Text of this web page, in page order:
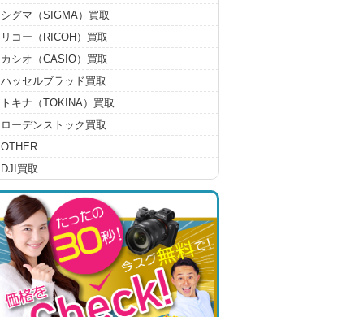
シグマ（SIGMA）買取
リコー（RICOH）買取
カシオ（CASIO）買取
ハッセルブラッド買取
トキナ（TOKINA）買取
ローデンストック買取
OTHER
DJI買取